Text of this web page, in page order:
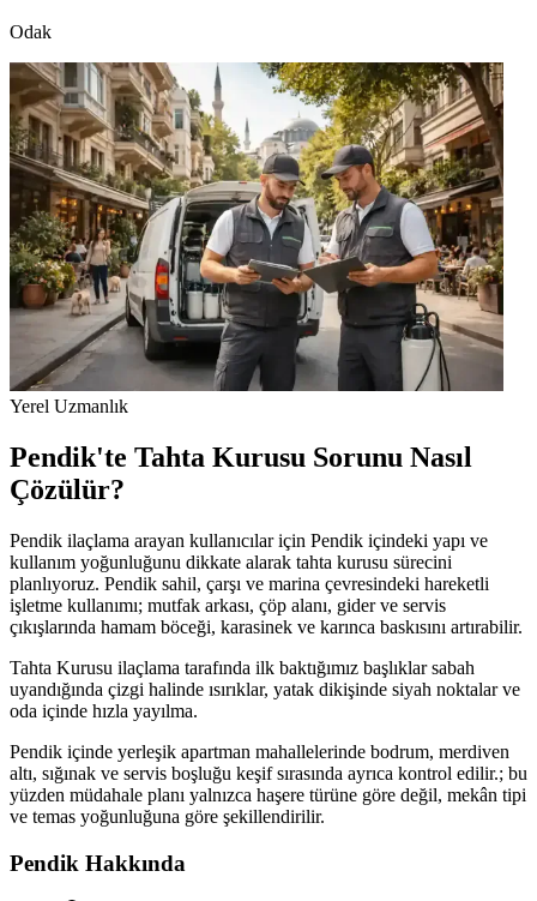
Odak
Yerel Uzmanlık
Pendik'te Tahta Kurusu Sorunu Nasıl
Çözülür?
Pendik ilaçlama arayan kullanıcılar için Pendik içindeki yapı ve
kullanım yoğunluğunu dikkate alarak tahta kurusu sürecini
planlıyoruz. Pendik sahil, çarşı ve marina çevresindeki hareketli
işletme kullanımı; mutfak arkası, çöp alanı, gider ve servis
çıkışlarında hamam böceği, karasinek ve karınca baskısını artırabilir.
Tahta Kurusu ilaçlama tarafında ilk baktığımız başlıklar sabah
uyandığında çizgi halinde ısırıklar, yatak dikişinde siyah noktalar ve
oda içinde hızla yayılma.
Pendik içinde yerleşik apartman mahallelerinde bodrum, merdiven
altı, sığınak ve servis boşluğu keşif sırasında ayrıca kontrol edilir.; bu
yüzden müdahale planı yalnızca haşere türüne göre değil, mekân tipi
ve temas yoğunluğuna göre şekillendirilir.
Pendik Hakkında